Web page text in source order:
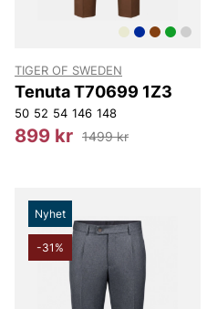
TIGER OF SWEDEN
Tenuta T70699 1Z3
50 52 54 146 148
899 kr 1499 kr
Nyhet
-31%